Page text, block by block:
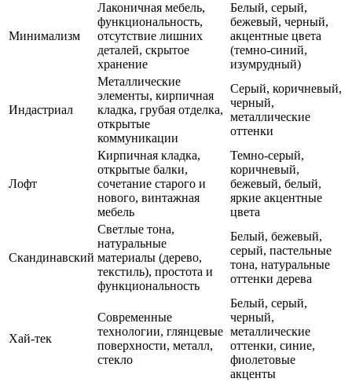
Минимализм
Лаконичная мебель,
функциональность,
отсутствие лишних
деталей, скрытое
хранение
Белый, серый,
бежевый, черный,
акцентные цвета
(темно-синий,
изумрудный)
Индастриал
Металлические
элементы, кирпичная
кладка, грубая отделка,
открытые
коммуникации
Серый, коричневый,
черный,
металлические
оттенки
Лофт
Кирпичная кладка,
открытые балки,
сочетание старого и
нового, винтажная
мебель
Темно-серый,
коричневый,
бежевый, белый,
яркие акцентные
цвета
Скандинавский
Светлые тона,
натуральные
материалы (дерево,
текстиль), простота и
функциональность
Белый, бежевый,
серый, пастельные
тона, натуральные
оттенки дерева
Хай-тек
Современные
технологии, глянцевые
поверхности, металл,
стекло
Белый, серый,
черный,
металлические
оттенки, синие,
фиолетовые
акценты